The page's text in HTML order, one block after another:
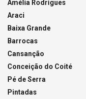
Amélia Rodrigues
Araci
Baixa Grande
Barrocas
Cansanção
Conceição do Coité
Pé de Serra
Pintadas